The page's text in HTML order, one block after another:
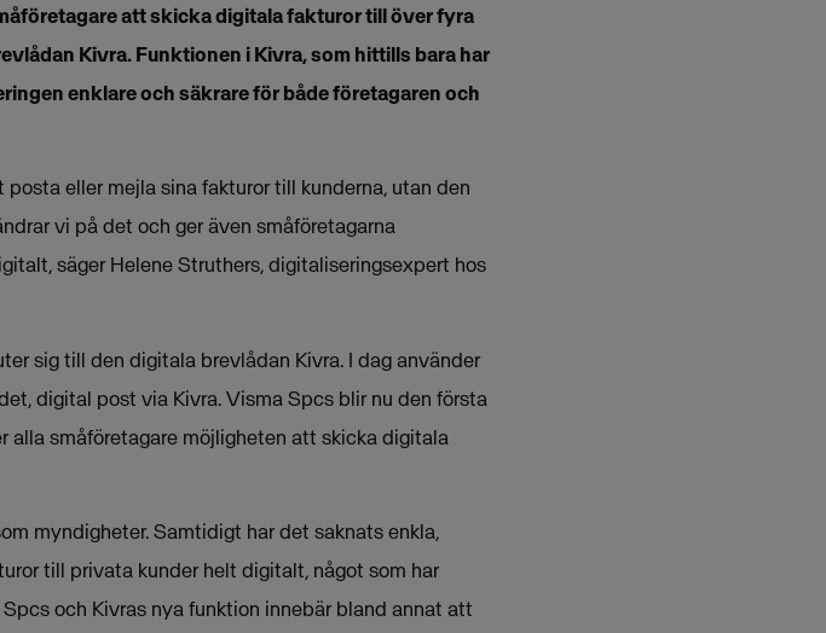
att skicka digitala fakturor till över fyra
Kivra. Funktionen i Kivra, som hittills bara har
enklare och säkrare för både företagaren och
eller mejla sina fakturor till kunderna, utan den
vi på det och ger även småföretagarna
säger Helene Struthers, digitaliseringsexpert hos
sig till den digitala brevlådan Kivra. I dag använder
digital post via Kivra. Visma Spcs blir nu den första
alla småföretagare möjligheten att skicka digitala
myndigheter. Samtidigt har det saknats enkla,
till privata kunder helt digitalt, något som har
och Kivras nya funktion innebär bland annat att